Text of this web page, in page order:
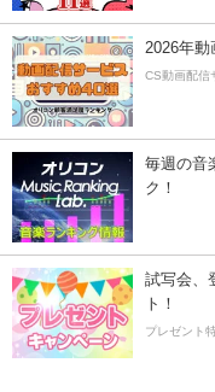
2026年動
CS動画配信
毎週の音
ク！
試写会、
ト！
プレゼント